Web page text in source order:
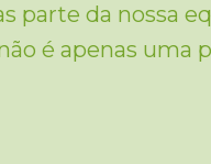
parte da nossa
é apenas